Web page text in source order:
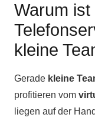
Warum
kleine
Gerade kleine
profitieren vom
liegen auf der